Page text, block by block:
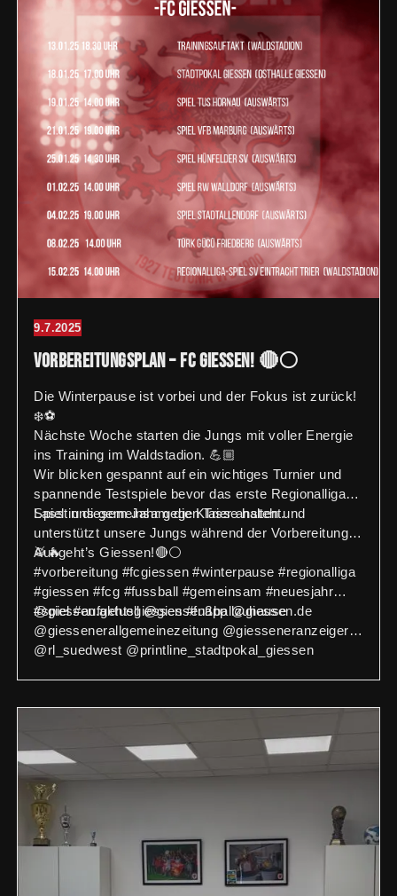
9.7.2025
Vorbereitungsplan – FC Giessen! 🔴⚪️
Die Winterpause ist vorbei und der Fokus ist zurück!
❄️⚽
Nächste Woche starten die Jungs mit voller Energie
ins Training im Waldstadion. 💪🏼
Wir blicken gespannt auf ein wichtiges Turnier und
spannende Testspiele bevor das erste Regionalliga-
Spiel in diesem Jahr gegen Trier ansteht.
Lasst uns gemeinsam die Klasse halten und
unterstützt unsere Jungs während der Vorbereitung!
🥁🔥
Auf geht’s Giessen!🔴⚪️
#vorbereitung #fcgiessen #winterpause #regionalliga
#giessen #fcg #fussball #gemeinsam #neuesjahr
#spiel #aufgehtsgiessen #fußballzuhause
@giessen.aktuell @giessenapp @giessen.de
@giessenerallgemeinezeitung @giesseneranzeiger
@rl_suedwest @printline_stadtpokal_giessen